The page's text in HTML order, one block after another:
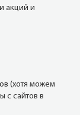
акций и
(хотя можем
с сайтов в